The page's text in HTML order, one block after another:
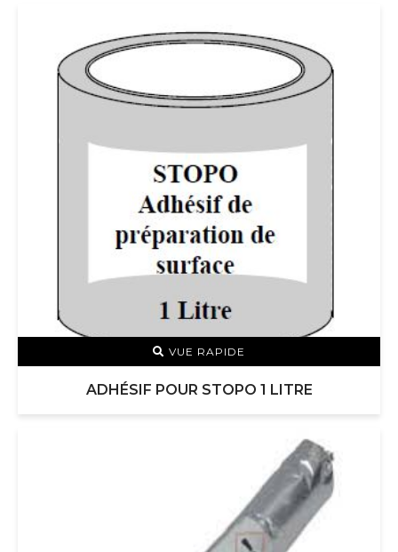
VUE RAPIDE
ADHÉSIF POUR STOPO 1 LITRE